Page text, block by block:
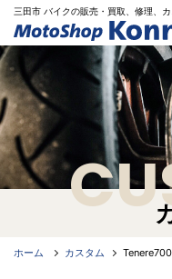
三田市 バイクの販売・買取、修理、
ホーム カスタム